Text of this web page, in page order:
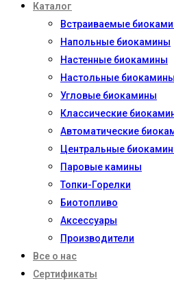
Каталог
Встраиваемые
Напольные биокамины
Настенные биокамины
Настoльные биокамины
Угловые биокамины
Классические
Автоматические
Центральные
Паровые камины
Топки-Горелки
Биотопливо
Аксессуары
Производители
Все о нас
Сертификаты